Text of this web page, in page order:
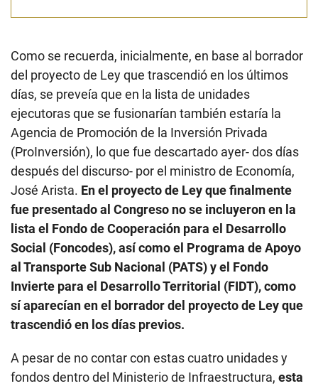
Como se recuerda, inicialmente, en base al borrador
del proyecto de Ley que trascendió en los últimos
días, se preveía que en la lista de unidades
ejecutoras que se fusionarían también estaría la
Agencia de Promoción de la Inversión Privada
(ProInversión), lo que fue descartado ayer- dos días
después del discurso- por el ministro de Economía,
José Arista. En el proyecto de Ley que finalmente
fue presentado al Congreso no se incluyeron en la
lista el Fondo de Cooperación para el Desarrollo
Social (Foncodes), así como el Programa de Apoyo
al Transporte Sub Nacional (PATS) y el Fondo
Invierte para el Desarrollo Territorial (FIDT), como
sí aparecían en el borrador del proyecto de Ley que
trascendió en los días previos.
A pesar de no contar con estas cuatro unidades y
fondos dentro del Ministerio de Infraestructura, esta